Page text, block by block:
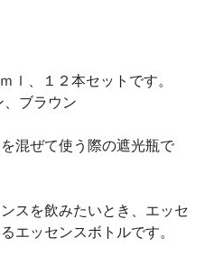
ｌ、１２本セットです。
、ブラウン
混ぜて使う際の遮光瓶で
スを飲みたいとき、エッセ
エッセンスボトルです。